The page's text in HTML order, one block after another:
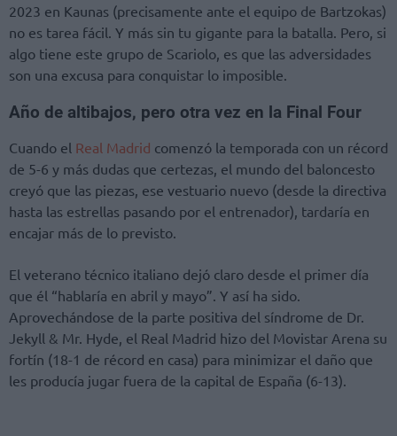
2023 en Kaunas (precisamente ante el equipo de Bartzokas)
no es tarea fácil. Y más sin tu gigante para la batalla. Pero, si
algo tiene este grupo de Scariolo, es que las adversidades
son una excusa para conquistar lo imposible.
Año de altibajos, pero otra vez en la Final Four
Cuando el Real Madrid comenzó la temporada con un récord
de 5-6 y más dudas que certezas, el mundo del baloncesto
creyó que las piezas, ese vestuario nuevo (desde la directiva
hasta las estrellas pasando por el entrenador), tardaría en
encajar más de lo previsto.
El veterano técnico italiano dejó claro desde el primer día
que él “hablaría en abril y mayo”. Y así ha sido.
Aprovechándose de la parte positiva del síndrome de Dr.
Jekyll & Mr. Hyde, el Real Madrid hizo del Movistar Arena su
fortín (18-1 de récord en casa) para minimizar el daño que
les producía jugar fuera de la capital de España (6-13).